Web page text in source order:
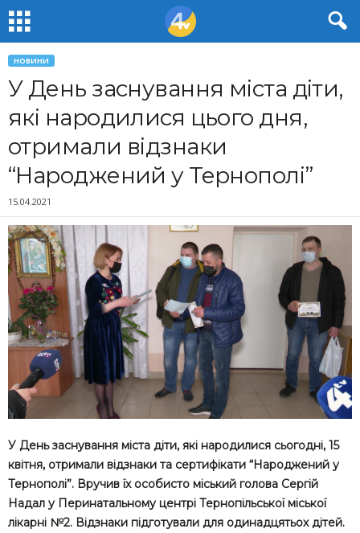
НОВИНИ
У День заснування міста діти,
які народилися цього дня,
отримали відзнаки
“Народжений у Тернополі”
15.04.2021
У День заснування міста діти, які народилися сьогодні, 15
квітня, отримали відзнаки та сертифікати “Народжений у
Тернополі”. Вручив їх особисто міський голова Сергій
Надал у Перинатальному центрі Тернопільської міської
лікарні №2. Відзнаки підготували для одинадцятьох дітей.